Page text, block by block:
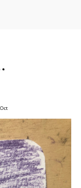
Oct